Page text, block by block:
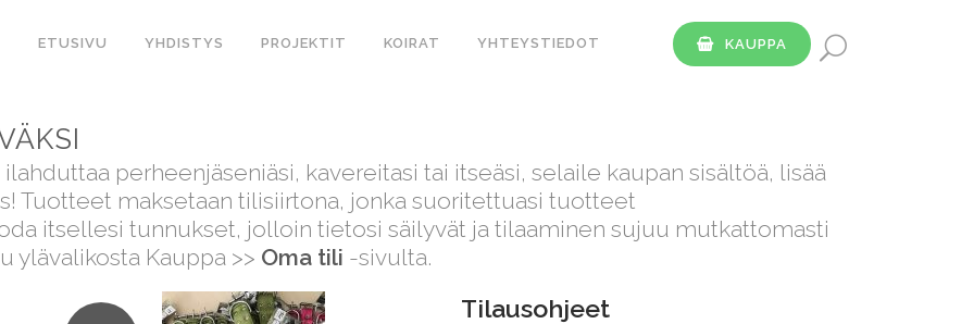
ETUSIVU YHDISTYS PROJEKTIT KOIRAT YHTEYSTIEDOT KAUPPA
perheenjäseniäsi, kavereitasi tai itseäsi, selaile kaupan sisältöä, lisää
Tuotteet maksetaan tilisiirtona, jonka suoritettuasi tuotteet
itsellesi tunnukset, jolloin tietosi säilyvät ja tilaaminen sujuu mutkattomasti
ylävalikosta Kauppa >> Oma tili -sivulta.
Tilausohjeet